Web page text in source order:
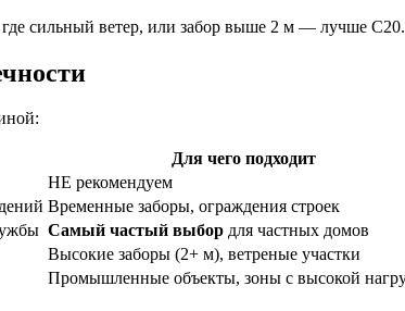
где сильный ветер, или забор выше 2 м — лучше С20.
Для чего подходит
НЕ рекомендуем
Временные заборы, ограждения строек
Самый частый выбор для частных домов
Высокие заборы (2+ м), ветреные участки
Промышленные объекты, зоны с высокой